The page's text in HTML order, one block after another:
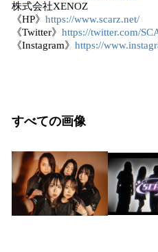
株式会社XENOZ
《HP》 https://www.scarz.net/
《Twitter》 https://twitter.com/
《Instagram》 https://
すべての画像